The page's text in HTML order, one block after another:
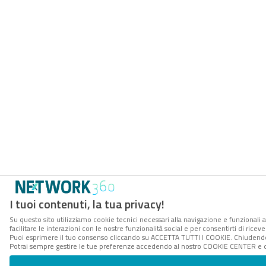
I tuoi contenuti, la tua privacy!
Su questo sito utilizziamo cookie tecnici necessari alla navigazione e
facilitare le interazioni con le nostre funzionalità social e per consentirti di
Puoi esprimere il tuo consenso cliccando su ACCETTA TUTTI I COOKIE.
Potrai sempre gestire le tue preferenze accedendo al nostro COOKIE